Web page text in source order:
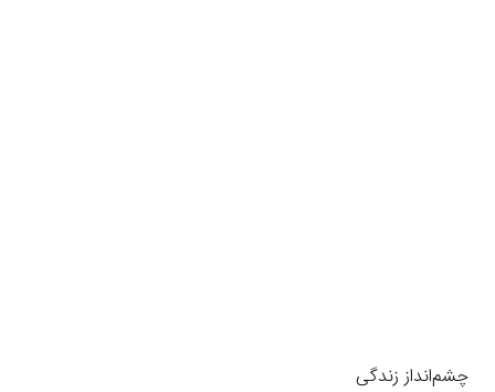
چشم‌انداز زندگی